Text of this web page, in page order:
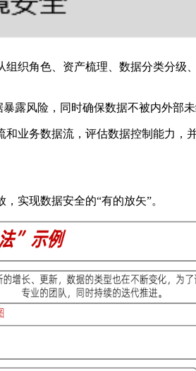
织角色、资产梳理、数据分类分级
露风险，同时确保数据不被内外部未
业务数据流，评估数据控制能力，
实现数据安全的“有的放矢”。